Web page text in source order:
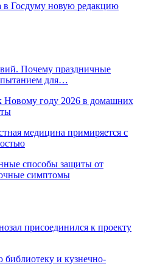
в Госдуму новую редакцию
Почему праздничные
для…
Новому году 2026 в домашних
медицина примиряется с
способы защиты от
симптомы
присоединился к проекту
библиотеку и кузнечно-